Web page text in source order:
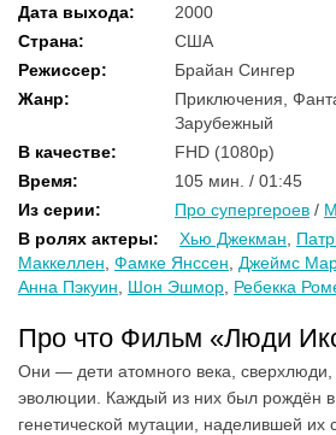
Дата выхода:
2000
Страна:
США
Режиссер:
Брайан Сингер
Жанр:
Приключения,
Зарубежный
В качестве:
FHD (1080p)
Время:
105 мин. / 01:45
Из серии: Про супергероев /
В ролях актеры: Хью Джекман
Маккеллен Фамке Янссен Джеймс
Анна Пэкуин
Шон Эшмор Ребекка
Про что Фильм «Люди
Они — дети атомного века, сверхлюди,
эволюции. Каждый из них был рождён в
генетической мутации, наделившей их